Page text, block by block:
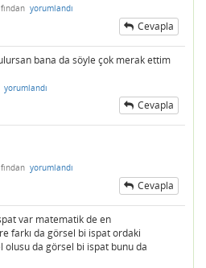
yorumlandı
Cevapla
bana da söyle çok merak ettim
yorumlandı
Cevapla
yorumlandı
Cevapla
var matematik de en
farkı da görsel bi ispat ordaki
olusu da görsel bi ispat bunu da